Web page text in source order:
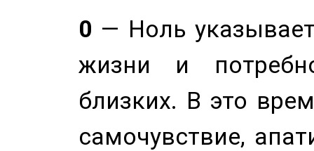
0 — Ноль
жизни и
близких. В это
самочувствие,